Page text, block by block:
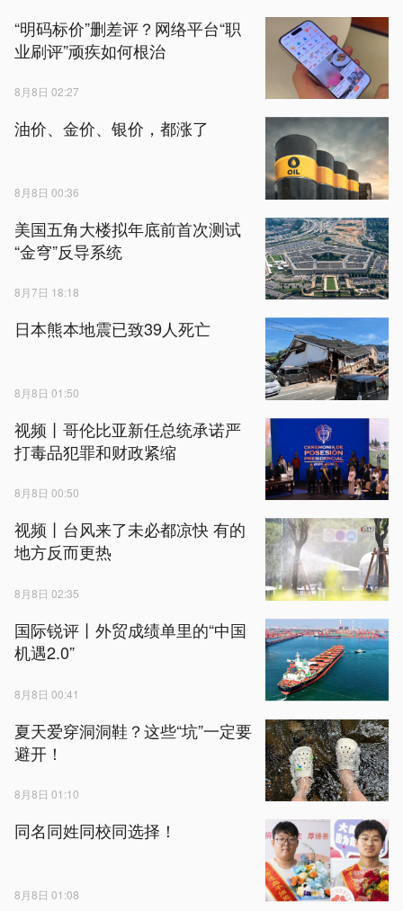
“明码标价”删差评？网络平台“职
业刷评”顽疾如何根治
8月8日 02:27
油价、金价、银价，都涨了
8月8日 00:36
美国五角大楼拟年底前首次测试
“金穹”反导系统
8月7日 18:18
日本熊本地震已致39人死亡
8月8日 01:50
视频丨哥伦比亚新任总统承诺严
打毒品犯罪和财政紧缩
8月8日 00:50
视频丨台风来了未必都凉快 有的
地方反而更热
8月8日 02:35
国际锐评丨外贸成绩单里的“中国
机遇2.0”
8月8日 00:41
夏天爱穿洞洞鞋？这些“坑”一定要
避开！
8月8日 01:10
同名同姓同校同选择！
8月8日 01:08